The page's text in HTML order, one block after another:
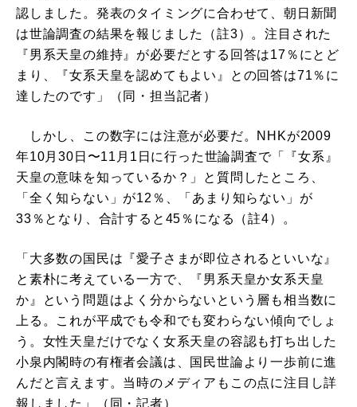
認しました。発表のタイミングに合わせて、朝日新聞
は世論調査の結果を報じました（註3）。注目された
『男系天皇の維持』が必要だとする回答は17％にとど
まり、『女系天皇を認めてもよい』との回答は71％に
達したのです」（同・担当記者）
しかし、この数字には注意が必要だ。NHKが2009
年10月30日〜11月1日に行った世論調査で「『女系』
天皇の意味を知っているか？」と質問したところ、
「全く知らない」が12％、「あまり知らない」が
33％となり、合計すると45％になる（註4）。
「大多数の国民は『愛子さまが即位されるといいな』
と素朴に考えている一方で、『男系天皇か女系天皇
か』という問題はよく分からないという層も相当数に
上る。これが平成でも令和でも変わらない傾向でしょ
う。女性天皇だけでなく女系天皇の容認も打ち出した
小泉内閣時の有権者会議は、国民世論より一歩前に進
んだと言えます。当時のメディアもこの点に注目し詳
報しました」（同・記者）